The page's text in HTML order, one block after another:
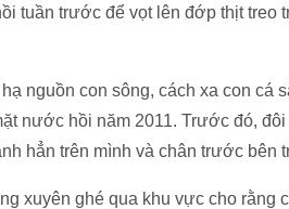
tuần trước để vọt lên đớp thịt treo
nguồn con sông, cách xa con cá
nước hồi năm 2011. Trước đó,
hẳn trên mình và chân trước bên
xuyên ghé qua khu vực cho rằng